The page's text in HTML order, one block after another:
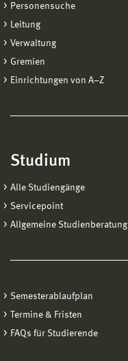
Personensuche
Leitung
Verwaltung
Gremien
Einrichtungen von A−Z
Studium
Alle Studiengänge
Servicepoint
Allgemeine Studienberatung
Semesterablaufplan
Termine & Fristen
FAQs für Studierende